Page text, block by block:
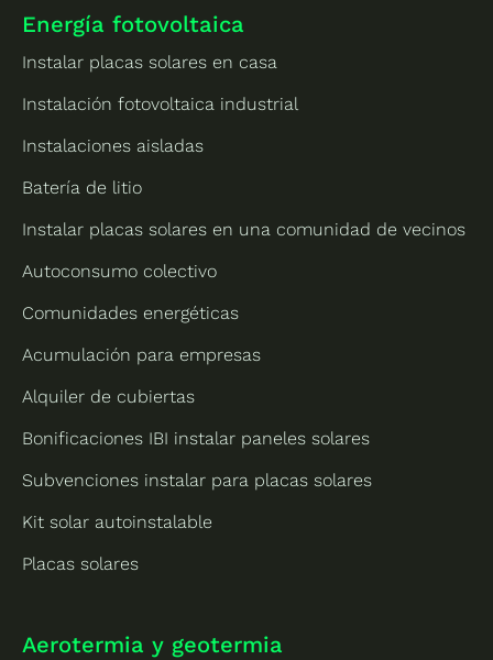
Energía fotovoltaica
Instalar placas solares en casa
Instalación fotovoltaica industrial
Instalaciones aisladas
Batería de litio
Instalar placas solares en una comunidad de vecinos
Autoconsumo colectivo
Comunidades energéticas
Acumulación para empresas
Alquiler de cubiertas
Bonificaciones IBI instalar paneles solares
Subvenciones instalar para placas solares
Kit solar autoinstalable
Placas solares
Aerotermia y geotermia